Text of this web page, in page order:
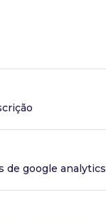
de google analytics